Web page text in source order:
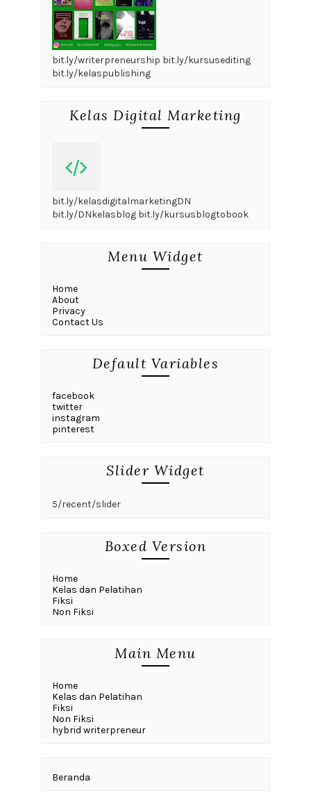
bit.ly/writerpreneurship bit.ly/kursusediting
bit.ly/kelaspublishing
Kelas Digital Marketing
bit.ly/kelasdigitalmarketingDN
bit.ly/DNkelasblog bit.ly/kursusblogtobook
Menu Widget
Home
About
Privacy
Contact Us
Default Variables
facebook
twitter
instagram
pinterest
Slider Widget
5/recent/slider
Boxed Version
Home
Kelas dan Pelatihan
Fiksi
Non Fiksi
Main Menu
Home
Kelas dan Pelatihan
Fiksi
Non Fiksi
hybrid writerpreneur
Beranda